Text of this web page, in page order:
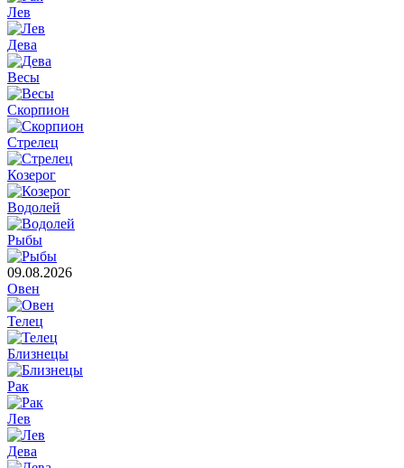
Лев
Дева
Весы
Скорпион
Стрелец
Козерог
Водолей
Рыбы
09.08.2026
Овен
Телец
Близнецы
Рак
Лев
Дева